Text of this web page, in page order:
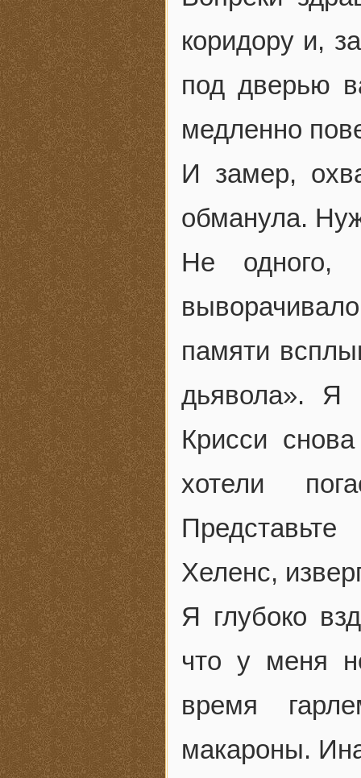
коридору и,
под дверью
медленно
И замер,
обманула.
Не одного,
памяти
дьявола». Я
Крисси
хотели
Хеленс,
Я глубоко
что у меня
время
макароны.